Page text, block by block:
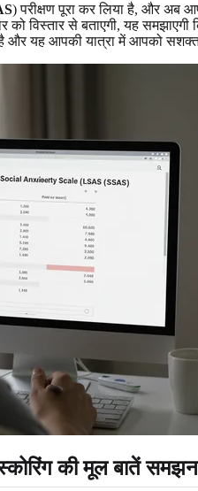
) परीक्षण पूरा कर लिया है, और अब
को विस्तार से बताएगी, यह
और यह आपकी यात्रा में आपको
की मूल बातें